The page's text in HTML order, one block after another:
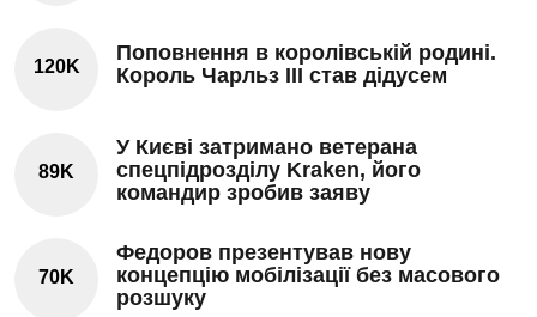
120K
Поповнення в королівській родині.
Король Чарльз III став дідусем
89K
У Києві затримано ветерана
спецпідрозділу Kraken, його
командир зробив заяву
70K
Федоров презентував нову
концепцію мобілізації без масового
розшуку